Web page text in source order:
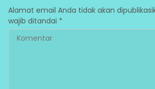
Alamat email Anda tidak akan
wajib ditandai *